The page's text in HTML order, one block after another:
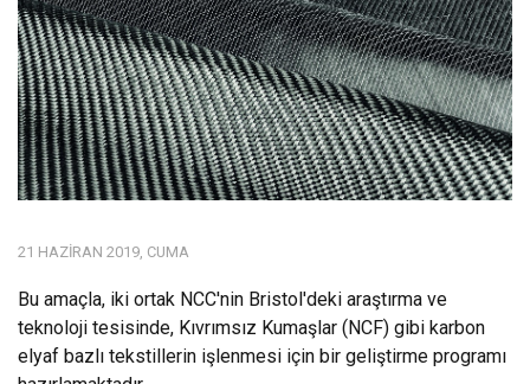
21 HAZIRAN 2019, CUMA
Bu amaçla, iki ortak NCC'nin Bristol'deki araştırma ve
teknoloji tesisinde, Kıvrımsız Kumaşlar (NCF) gibi karbon
elyaf bazlı tekstillerin işlenmesi için bir geliştirme programı